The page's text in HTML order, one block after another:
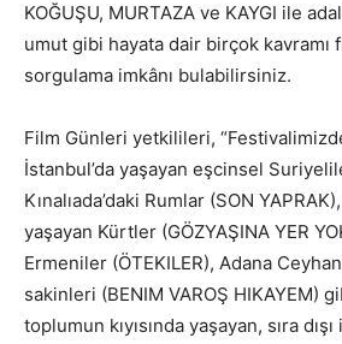
KOĞUŞU, MURTAZA ve KAYGI ile
umut gibi hayata dair birçok kavramı
sorgulama imkânı bulabilirsiniz.
Film Günleri yetkilileri,
İstanbul’da yaşayan eşcinsel
Kınalıada’daki Rumlar (SON
yaşayan Kürtler (GÖZYAŞINA YER
Ermeniler (ÖTEKILER), Adana
sakinleri (BENIM VAROŞ HIKAYEM)
toplumun kıyısında yaşayan, sıra